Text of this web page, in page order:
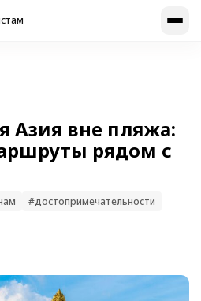
Азия вне пляжа:
рядом с
#достопримечательности